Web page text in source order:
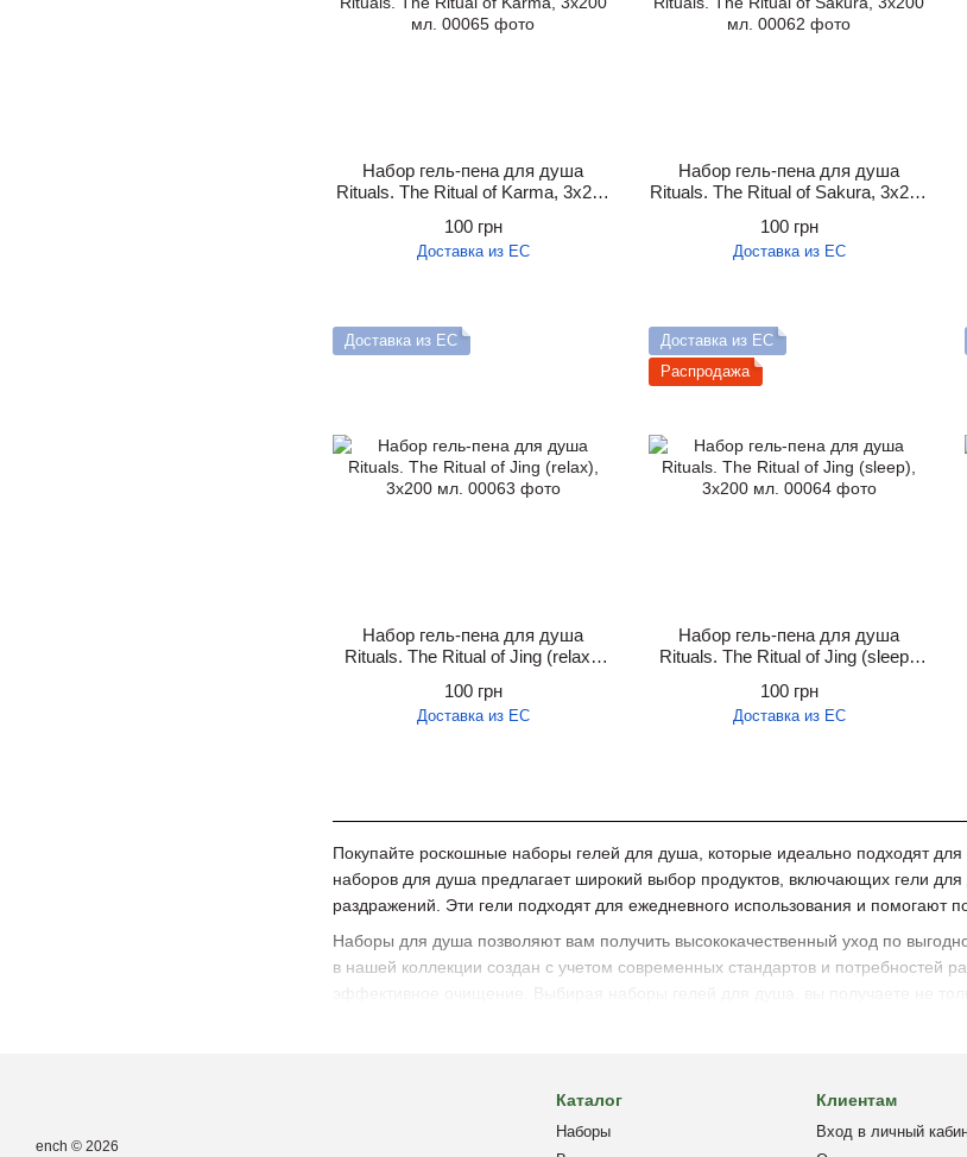
Покупайте роскошные наборы гелей для душа, которые идеально подходят
наборов для душа предлагает широкий выбор продуктов, включающих гели
раздражений. Эти гели подходят для ежедневного использования и помогают
Наборы для душа позволяют вам получить высококачественный уход по
в нашей коллекции создан с учетом современных стандартов и потребностей
эффективное очищение. Выбирая наборы гелей для душа, вы получаете не
Набор гель-пена для душа
Rituals. The Ritual of Karma, 3х200
100 грн
Доставка из ЕС
Набор гель-пена для душа
Rituals. The Ritual of Sakura, 3х200
100 грн
Доставка из ЕС
Доставка из ЕС
Набор гель-пена для душа
Rituals. The Ritual of Jing (relax),
100 грн
Доставка из ЕС
Доставка из ЕС
Распродажа
Набор гель-пена для душа
Rituals. The Ritual of Jing (sleep),
100 грн
Доставка из ЕС
ench © 2026
Каталог
Наборы
Клиентам
Вход в личный